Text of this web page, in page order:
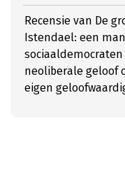
Recensie van De
Istendael: een
neoliberale geloof
eigen